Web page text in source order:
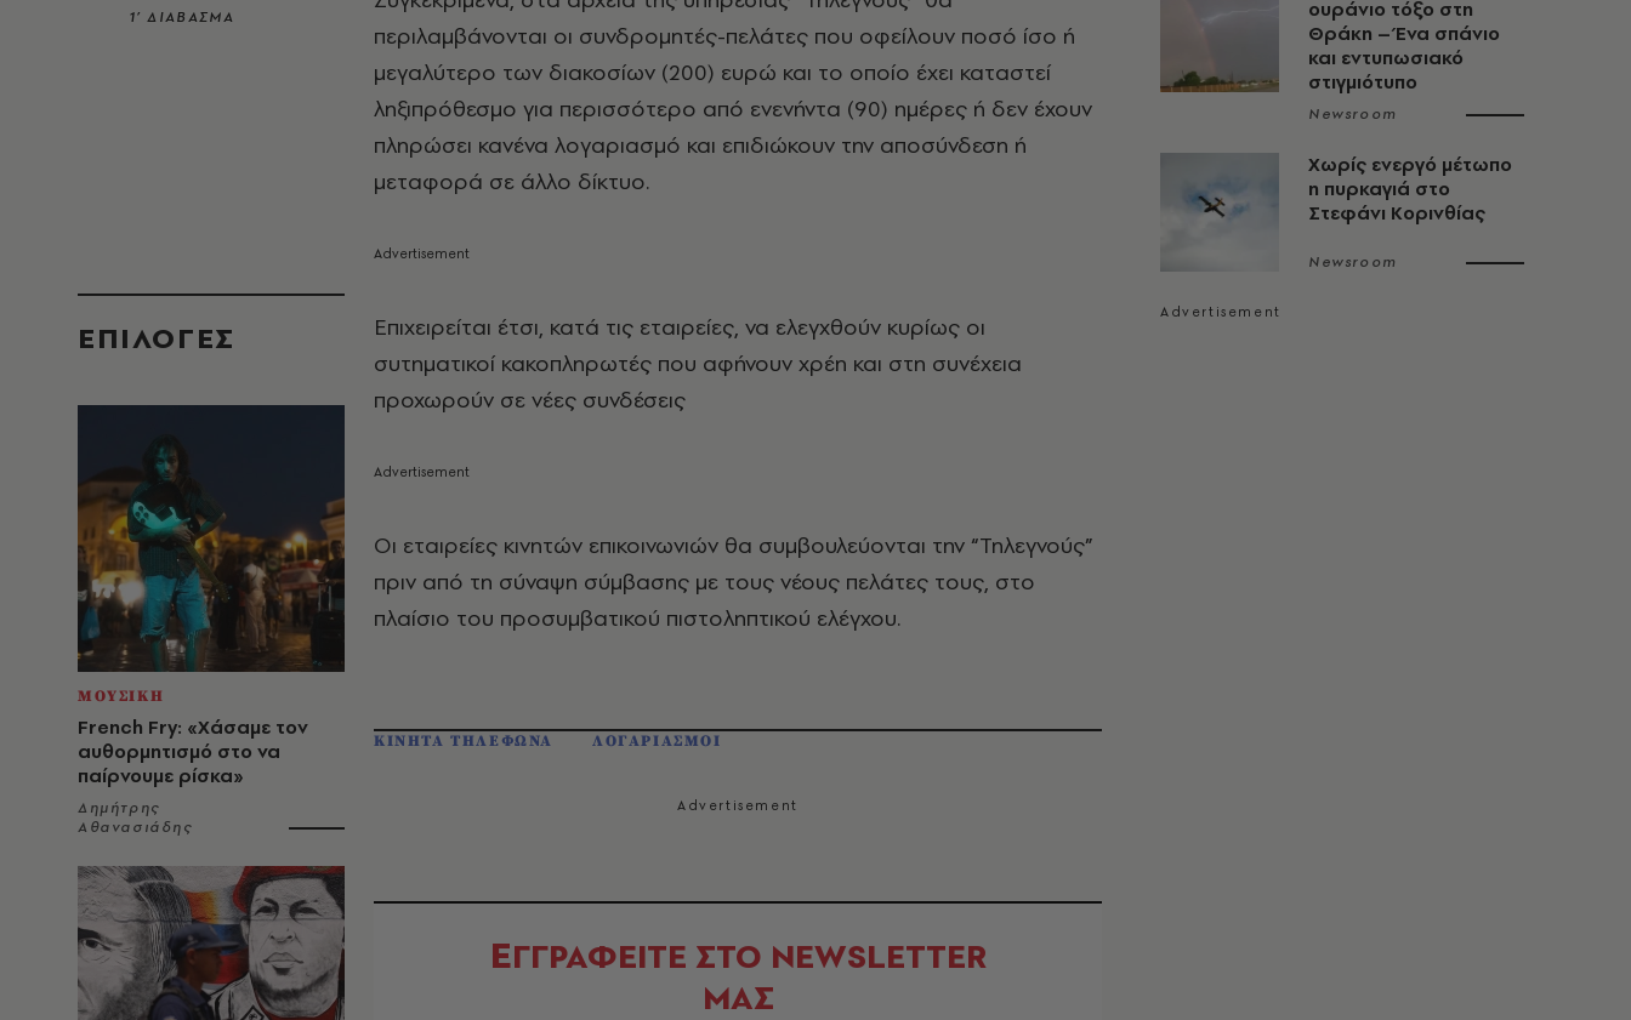
1’ ΔΙΑΒΑΣΜΑ
EΠΙΛΟΓΈΣ
ΜΟΥΣΙΚΗ
French Fry: «Χάσαμε τον
αυθορμητισμό στο να
παίρνουμε ρίσκα»
Δημήτρης
Αθανασιάδης
περιλαμβάνονται οι συνδρομητές-πελάτες που οφείλουν ποσό ίσο ή
μεγαλύτερο των διακοσίων (200) ευρώ και το οποίο έχει καταστεί
ληξιπρόθεσμο για περισσότερο από ενενήντα (90) ημέρες ή δεν έχουν
πληρώσει κανένα λογαριασμό και επιδιώκουν την αποσύνδεση ή
μεταφορά σε άλλο δίκτυο.
Επιχειρείται έτσι, κατά τις εταιρείες, να ελεγχθούν κυρίως οι
συτηματικοί κακοπληρωτές που αφήνουν χρέη και στη συνέχεια
προχωρούν σε νέες συνδέσεις
Οι εταιρείες κινητών επικοινωνιών θα συμβουλεύονται την “Τηλεγνούς”
πριν από τη σύναψη σύμβασης με τους νέους πελάτες τους, στο
πλαίσιο του προσυμβατικού πιστοληπτικού ελέγχου.
ΚΙΝΗΤΑ ΤΗΛΕΦΩΝΑ ΛΟΓΑΡΙΑΣΜΟΙ
ΕΓΓΡΑΦΕΙΤΕ ΣΤΟ NEWSLETTER
ΜΑΣ
ουράνιο τόξο στη
Θράκη – Ένα σπάνιο
και εντυπωσιακό
στιγμιότυπο
Newsroom
Χωρίς ενεργό μέτωπο
η πυρκαγιά στο
Στεφάνι Κορινθίας
Newsroom